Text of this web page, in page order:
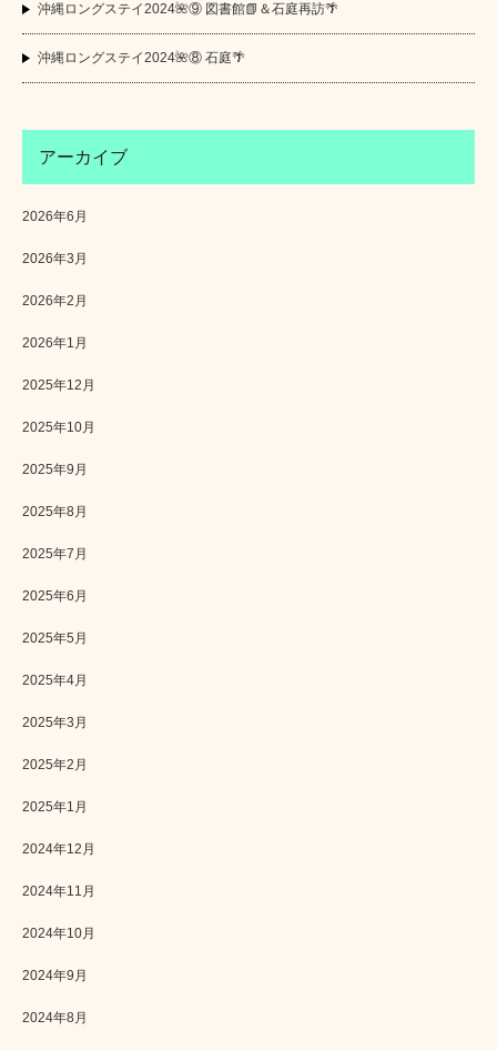
沖縄ロングステイ2024🌺⑨ 図書館📗＆石庭再訪🌴
沖縄ロングステイ2024🌺⑧ 石庭🌴
アーカイブ
2026年6月
2026年3月
2026年2月
2026年1月
2025年12月
2025年10月
2025年9月
2025年8月
2025年7月
2025年6月
2025年5月
2025年4月
2025年3月
2025年2月
2025年1月
2024年12月
2024年11月
2024年10月
2024年9月
2024年8月